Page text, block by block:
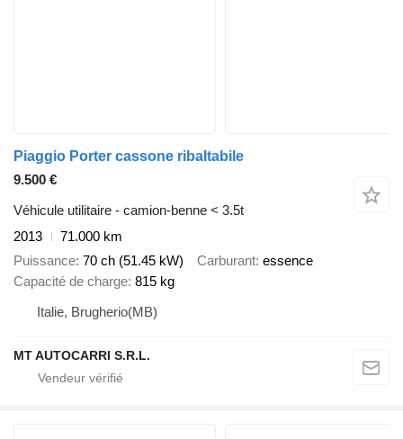
Piaggio Porter cassone ribaltabile
9.500 €
Véhicule utilitaire - camion-benne < 3.5t
2013
71.000 km
Puissance 70 ch (51.45 kW) Carburant essence
Capacité de charge 815 kg
Italie, Brugherio(MB)
MT AUTOCARRI S.R.L.